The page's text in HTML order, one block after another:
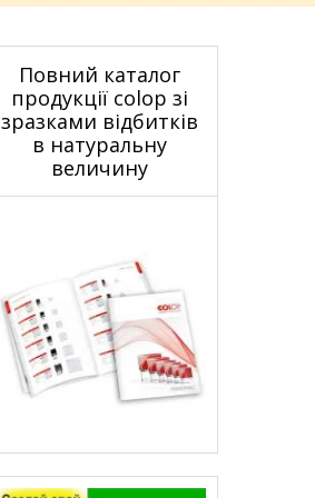
Повний каталог
продукції colop зі
зразками відбитків
в натуральну
величину